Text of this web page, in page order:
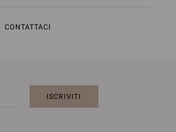
CONTATTACI
ISCRIVITI